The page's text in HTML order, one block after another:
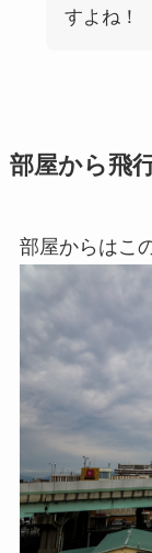
すよね！
部屋から飛
部屋からはこ